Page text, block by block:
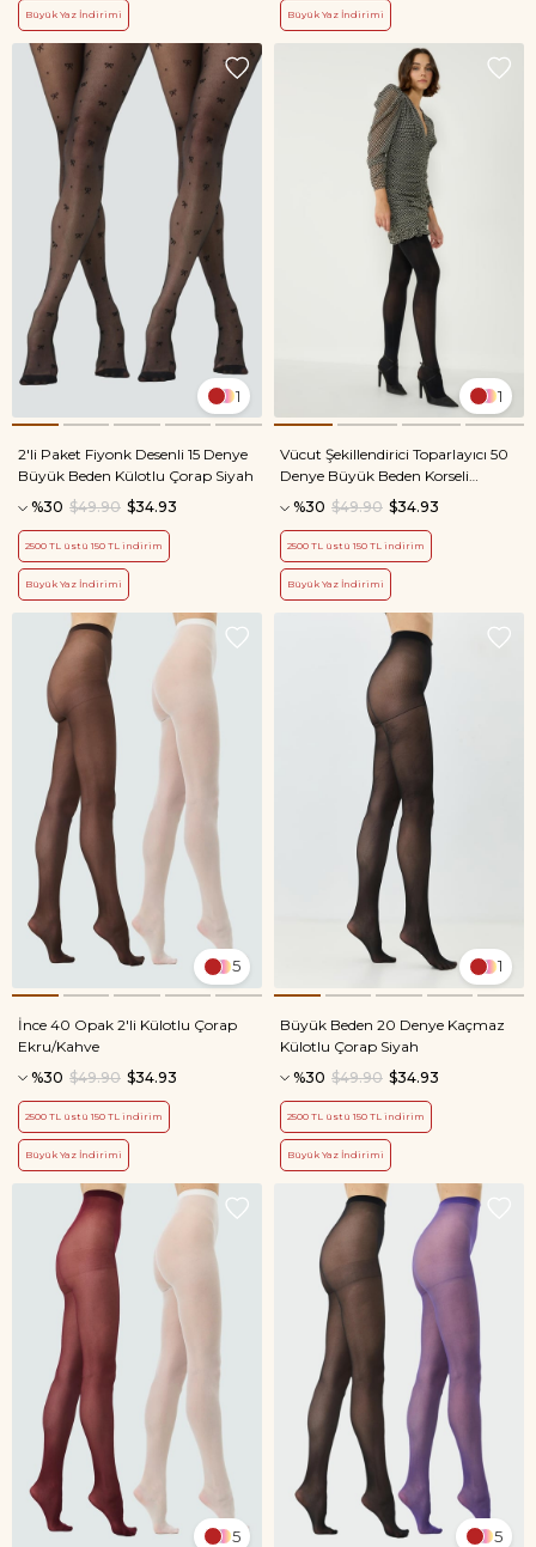
Büyük Yaz İndirimi Büyük Yaz İndirimi
1
2'li Paket Fiyonk Desenli 15 Denye
Büyük Beden Külotlu Çorap Siyah
%30
$34.93
$49.90
2500 TL üstü 150 TL indirim
Büyük Yaz İndirimi
1
Vücut Şekillendirici Toparlayıcı 50
Denye Büyük Beden Korseli
Külotlu Çorap Siyah
%30 $34.93
$49.90
2500 TL üstü 150 TL indirim
Büyük Yaz İndirimi
5
İnce 40 Opak 2'li Külotlu Çorap
Ekru/Kahve
%30
$34.93
$49.90
2500 TL üstü 150 TL indirim
Büyük Yaz İndirimi
1
Büyük Beden 20 Denye Kaçmaz
Külotlu Çorap Siyah
%30
$34.93
$49.90
2500 TL üstü 150 TL indirim
Büyük Yaz İndirimi
5 5